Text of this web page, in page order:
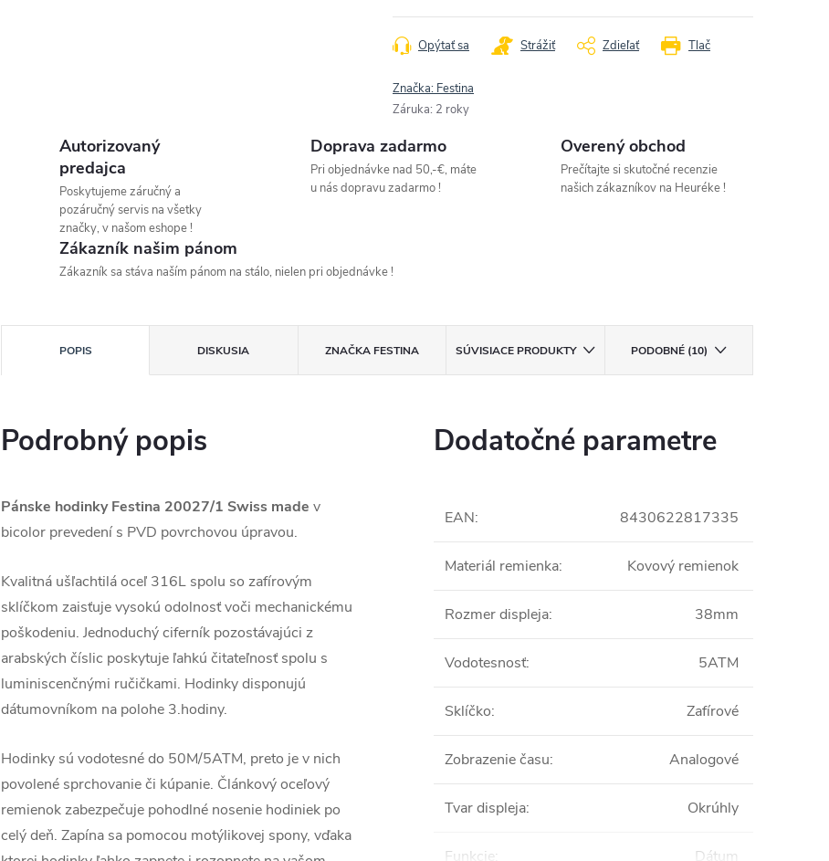
Tlač
Opýtať sa Strážiť Zdieľať
Značka: Festina
Záruka: 2 roky
Autorizovaný
predajca
Poskytujeme záručný a
pozáručný servis na všetky
značky, v našom eshope !
Doprava zadarmo
Pri objednávke nad 50,-€, máte
u nás dopravu zadarmo !
Overený obchod
Prečítajte si skutočné recenzie
našich zákazníkov na Heuréke !
Zákazník našim pánom
Zákazník sa stáva naším pánom na stálo, nielen pri objednávke !
POPIS DISKUSIA ZNAČKAFESTINA SÚVISIACE PRODUKTY PODOBNÉ (10)
Podrobný popis
Pánske hodinky Festina 20027/1 Swiss made v
bicolor prevedení s PVD povrchovou úpravou.
Kvalitná ušľachtilá oceľ 316L spolu so zafírovým
sklíčkom zaisťuje vysokú odolnosť voči mechanickému
poškodeniu. Jednoduchý ciferník pozostávajúci z
arabských číslic poskytuje ľahkú čitateľnosť spolu s
luminiscenčnými ručičkami. Hodinky disponujú
dátumovníkom na polohe 3.hodiny.
Hodinky sú vodotesné do 50M/5ATM, preto je v nich
povolené sprchovanie či kúpanie. Článkový oceľový
remienok zabezpečuje pohodlné nosenie hodiniek po
celý deň. Zapína sa pomocou motýlikovej spony, vďaka
Dodatočné parametre
EAN: 8430622817335
Materiál remienka: Kovový remienok
Rozmer displeja: 38mm
Vodotesnosť: 5ATM
Sklíčko: Zafírové
Zobrazenie času: Analogové
Tvar displeja: Okrúhly
Funkcie: Dátum